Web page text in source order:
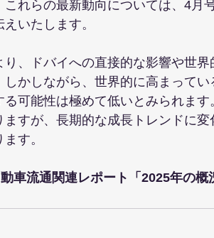
これらの最新動向については、4月
いたします。
、ドバイへの直接的な影響や世
しかしながら、世界的に高まって
る可能性は極めて低いとみられま
すが、長期的な成長トレンドに
す。
車流通関連レポート「2025年の